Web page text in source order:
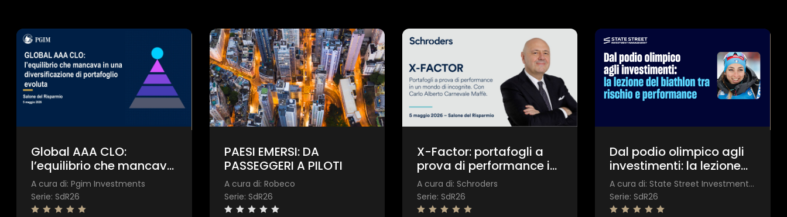
Global AAA CLO:
l’equilibrio che mancava
in una diversificazione di
portafoglio evoluta
A cura di: Pgim Investments
Serie: SdR26
PAESI EMERSI: DA
PASSEGGERI A PILOTI
A cura di: Robeco
Serie: SdR26
X-Factor: portafogli a
prova di performance in
un mondo di incognite.
Con Carlo Alberto
Carnevale Maffè.
A cura di: Schroders​​
Serie: SdR26
Dal podio olimpico agli
investimenti: la lezione
del biathlon tra rischio e
performance
A cura di: State Street Investment Management
Serie: SdR26